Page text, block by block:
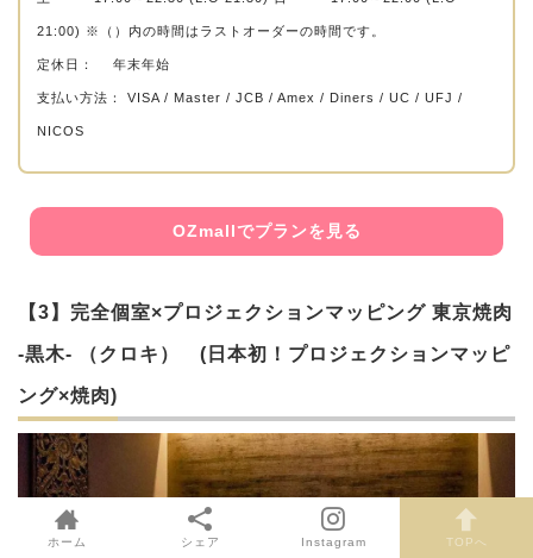
21:00) ※（）内の時間はラストオーダーの時間です。
定休日： 年末年始
支払い方法： VISA / Master / JCB / Amex / Diners / UC / UFJ /
NICOS
OZmallでプランを見る
【3】完全個室×プロジェクションマッピング 東京焼肉
-黒木- （クロキ） (日本初！プロジェクションマッピ
ング×焼肉)
ホーム シェア Instagram TOPへ